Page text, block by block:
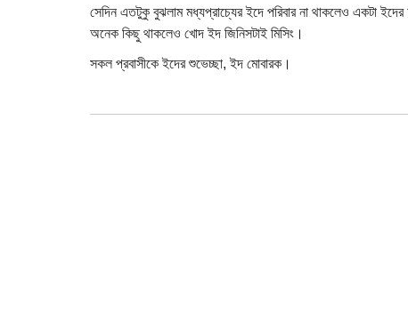
সেদিন এতটুকু বুঝলাম মধ্যপ্রাচ্যের ইদে পরিবার না থাকলেও একটা
অনেক কিছু থাকলেও খোদ ইদ জিনিসটাই মিসিং।
সকল প্রবাসীকে ইদের শুভেচ্ছা, ইদ মোবারক।